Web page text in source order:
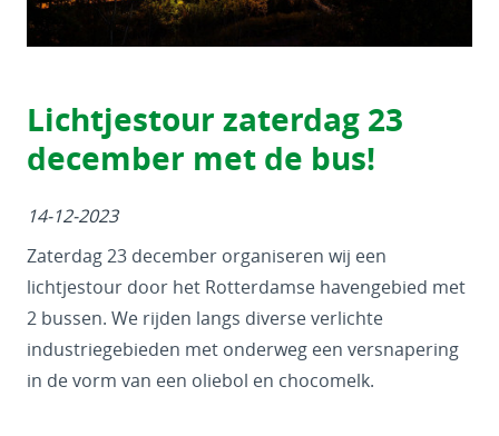
Lichtjestour zaterdag 23
december met de bus!
14-12-2023
Zaterdag 23 december organiseren wij een
lichtjestour door het Rotterdamse havengebied met
2 bussen. We rijden langs diverse verlichte
industriegebieden met onderweg een versnapering
in de vorm van een oliebol en chocomelk.